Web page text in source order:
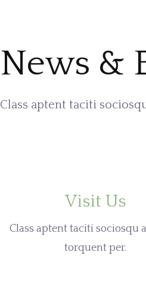
News &
Class aptent taciti
Visit Us
Class aptent taciti sociosqu
torquent per.